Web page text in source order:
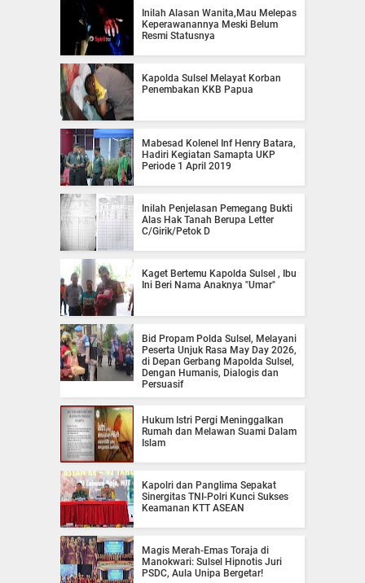
Inilah Alasan Wanita,Mau Melepas
Keperawanannya Meski Belum
Resmi Statusnya
Kapolda Sulsel Melayat Korban
Penembakan KKB Papua
Mabesad Kolenel Inf Henry Batara,
Hadiri Kegiatan Samapta UKP
Periode 1 April 2019
Inilah Penjelasan Pemegang Bukti
Alas Hak Tanah Berupa Letter
C/Girik/Petok D
Kaget Bertemu Kapolda Sulsel , Ibu
Ini Beri Nama Anaknya "Umar"
Bid Propam Polda Sulsel, Melayani
Peserta Unjuk Rasa May Day 2026,
di Depan Gerbang Mapolda Sulsel,
Dengan Humanis, Dialogis dan
Persuasif
Hukum Istri Pergi Meninggalkan
Rumah dan Melawan Suami Dalam
Islam
Kapolri dan Panglima Sepakat
Sinergitas TNI-Polri Kunci Sukses
Keamanan KTT ASEAN
Magis Merah-Emas Toraja di
Manokwari: Sulsel Hipnotis Juri
PSDC, Aula Unipa Bergetar!